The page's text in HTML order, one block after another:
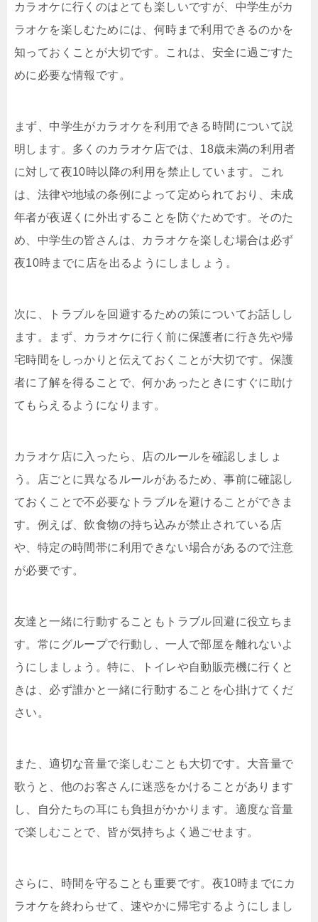
カラオケに行くのはとても楽しいですが、中学生がカ
ラオケを楽しむためには、何時まで利用できるのかを
知っておくことが大切です。これは、安全に過ごすた
めに必要な情報です。
まず、中学生がカラオケを利用できる時間について説
明します。多くのカラオケ店では、18歳未満の利用者
に対して夜10時以降の利用を禁止しています。これ
は、法律や地域の条例によって定められており、未成
年者が夜遅くに外出することを防ぐためです。そのた
め、中学生の皆さんは、カラオケを楽しむ場合は必ず
夜10時までに店を出るようにしましょう。
次に、トラブルを回避するための策についてお話しし
ます。まず、カラオケに行く前に保護者に行き先や帰
宅時間をしっかりと伝えておくことが大切です。保護
者に了解を得ることで、何かあったときにすぐに助け
てもらえるようになります。
カラオケ店に入ったら、店のルールを確認しましょ
う。店ごとに異なるルールがあるため、事前に確認し
ておくことで不必要なトラブルを避けることができま
す。例えば、飲食物の持ち込みが禁止されている店
や、特定の時間帯に利用できない場合があるので注意
が必要です。
友達と一緒に行動することもトラブル回避に役立ちま
す。常にグループで行動し、一人で部屋を離れないよ
うにしましょう。特に、トイレや自動販売機に行くと
きは、必ず誰かと一緒に行動することを心掛けてくだ
さい。
また、適切な音量で楽しむことも大切です。大音量で
歌うと、他のお客さんに迷惑をかけることがあります
し、自分たちの耳にも負担がかかります。適度な音量
で楽しむことで、皆が気持ちよく過ごせます。
さらに、時間を守ることも重要です。夜10時までにカ
ラオケを終わらせて、速やかに帰宅するようにしまし